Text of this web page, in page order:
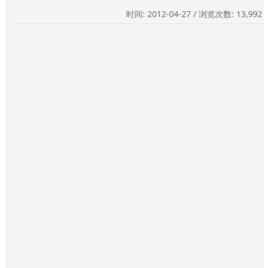
时间: 2012-04-27 / 浏览次数: 13,992